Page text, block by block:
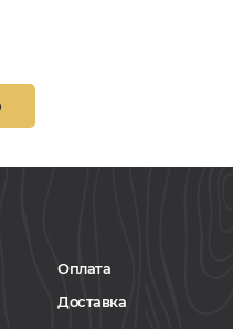
Оплата
Доставка